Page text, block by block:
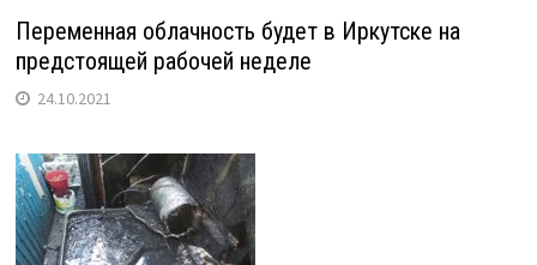
Переменная облачность будет в Иркутске на
предстоящей рабочей неделе
24.10.2021